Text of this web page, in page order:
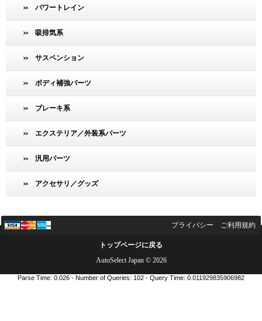
パワートレイン
吸排気系
サスペンション
ボディ補強パーツ
ブレーキ系
エクステリア／外装系パーツ
汎用パーツ
アクセサリ／グッズ
プライバシー ご利用規約
トップページに戻る
AutoSelect Japan © 2026
Parse Time: 0.026 - Number of Queries: 102 - Query Time: 0.011929835906982